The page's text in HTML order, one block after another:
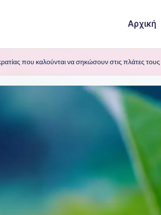
Αρχική
που καλούνται να σηκώσουν στις πλάτες τους